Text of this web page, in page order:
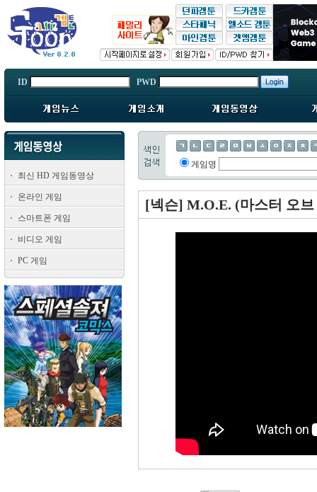
ID PWD
최신 HD 게임동영상
온라인 게임
스마트폰 게임
비디오 게임
PC 게임
게임명
[넥슨] M.O.E. (마스터 오